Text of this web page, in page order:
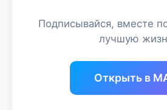
Подписывайся, вместе
лучшую
Открыть в